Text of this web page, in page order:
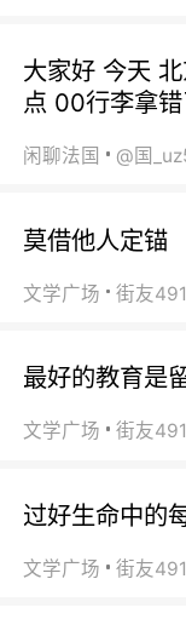
大家好 今天
点 00行李拿
闲聊法国 @国
莫借他人定锚
文学广场
最好的教育是
文学广场
过好生命中的
文学广场